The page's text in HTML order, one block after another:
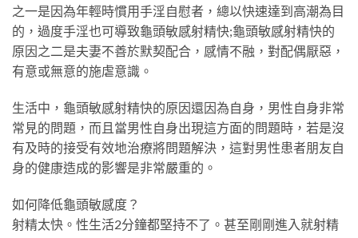
之一是因為年輕時慣用手淫自慰者，總以快速達到高潮為目
的，過度手淫也可導致龜頭敏感射精快;龜頭敏感射精快的
原因之二是夫妻不善於默契配合，感情不融，對配偶厭惡，
有意或無意的施虐意識。
生活中，龜頭敏感射精快的原因還因為自身，男性自身非常
常見的問題，而且當男性自身出現這方面的問題時，若是沒
有及時的接受有效地治療將問題解決，這對男性患者朋友自
身的健康造成的影響是非常嚴重的。
如何降低龜頭敏感度？
射精太快。性生活2分鐘都堅持不了。甚至剛剛進入就射精